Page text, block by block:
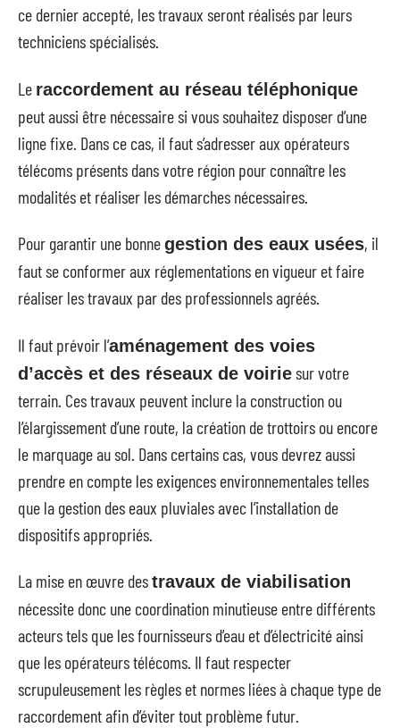
ce dernier accepté, les travaux seront réalisés par leurs
techniciens spécialisés.
Le raccordement au réseau téléphonique
peut aussi être nécessaire si vous souhaitez disposer d’une
ligne fixe. Dans ce cas, il faut s’adresser aux opérateurs
télécoms présents dans votre région pour connaître les
modalités et réaliser les démarches nécessaires.
Pour garantir une bonnegestion des eaux usées, il
faut se conformer aux réglementations en vigueur et faire
réaliser les travaux par des professionnels agréés.
Il faut prévoir l’aménagement des voies
d’accès et des réseaux de voiriesur votre
terrain. Ces travaux peuvent inclure la construction ou
l’élargissement d’une route, la création de trottoirs ou encore
le marquage au sol. Dans certains cas, vous devrez aussi
prendre en compte les exigences environnementales telles
que la gestion des eaux pluviales avec l’installation de
dispositifs appropriés.
La mise en œuvre destravaux de viabilisation
nécessite donc une coordination minutieuse entre différents
acteurs tels que les fournisseurs d’eau et d’électricité ainsi
que les opérateurs télécoms. Il faut respecter
scrupuleusement les règles et normes liées à chaque type de
raccordement afin d’éviter tout problème futur.